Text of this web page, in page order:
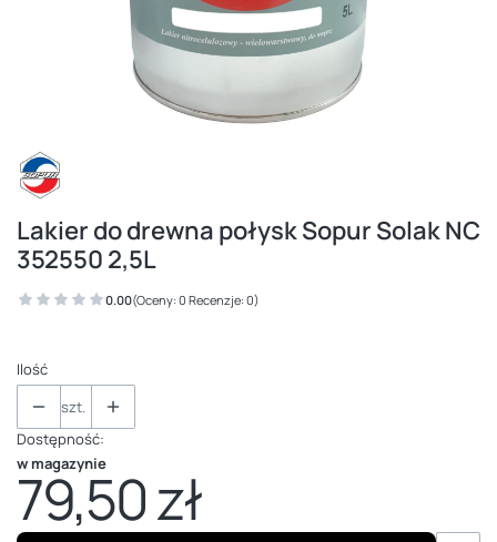
Lakier do drewna połysk Sopur Solak NC
352550 2,5L
0.00(Oceny: 0 Recenzje: 0)
Ilość
szt.
Dostępność:
w magazynie
Cena
79,50 zł